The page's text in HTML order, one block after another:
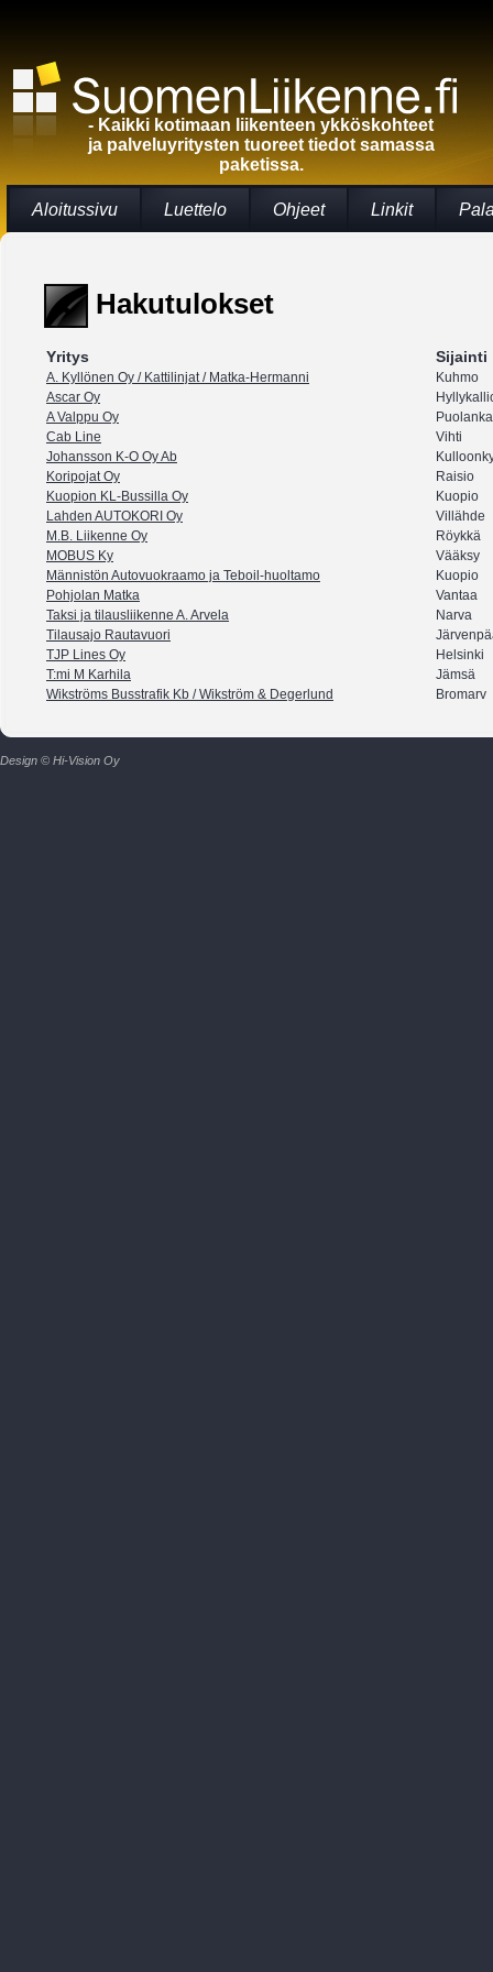
- Kaikki kotimaan liikenteen ykköskohteet
ja palveluyritysten tuoreet tiedot samassa
paketissa.
Aloitussivu Luettelo Ohjeet Linkit
Hakutulokset
Yritys Sijainti
A. Kyllönen Oy / Kattilinjat / Matka-Hermanni
Kuhmo
Ascar Oy
A Valppu Oy
Puolanka
Cab Line
Vihti
Johansson K-O Oy Ab
Koripojat Oy
Raisio
Kuopion KL-Bussilla Oy
Kuopio
Lahden AUTOKORI Oy
Villähde
M.B. Liikenne Oy
Röykkä
MOBUS Ky
Vääksy
Männistön Autovuokraamo ja Teboil-huoltamo
Kuopio
Pohjolan Matka
Vantaa
Taksi ja tilausliikenne A. Arvela
Narva
Tilausajo Rautavuori
TJP Lines Oy
Helsinki
T:mi M Karhila
Jämsä
Wikströms Busstrafik Kb / Wikström & Degerlund
Bromarv
Design © Hi-Vision Oy